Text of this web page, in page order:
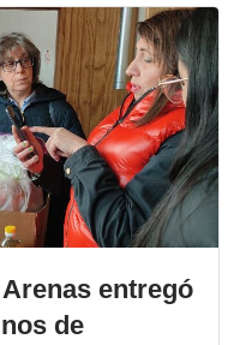
entregó
de